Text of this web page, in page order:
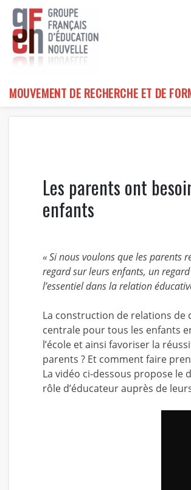
Skip
content
MOUVEMENT DE RECHERCHE ET DE
Les parents ont
enfants
« Si nous voulons que les parents
regard sur leurs enfants, un
l’essentiel dans la relation
La construction de relations de
centrale pour tous les enfants
l’école et ainsi favoriser la
parents ? Et comment faire
La vidéo ci-dessous propose le
rôle d’éducateur auprès de